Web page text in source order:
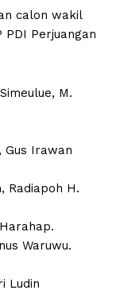
calon wakil
Perjuangan
M.
Gus Irawan
Radiapoh H.
Waruwu.
Ludin